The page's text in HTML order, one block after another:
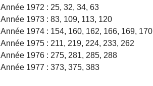
Année 1972 : 25, 32, 34, 63
Année 1973 : 83, 109, 113, 120
Année 1974 : 154, 160, 162, 166, 169, 170
Année 1975 : 211, 219, 224, 233, 262
Année 1976 : 275, 281, 285, 288
Année 1977 : 373, 375, 383